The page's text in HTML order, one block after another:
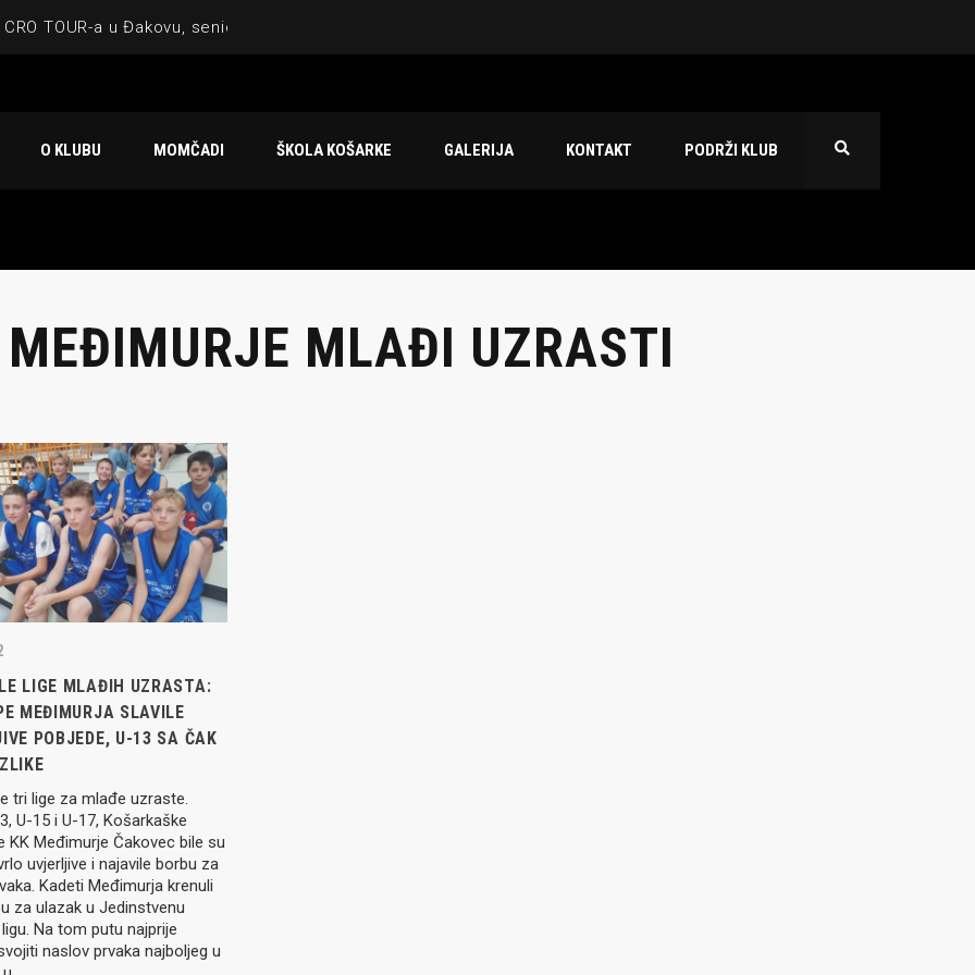
TOUR-a u Đakovu, seniorska ekipa 3×3 osvojila Krbulju
atraktivnu NCAA ekipu OBU Bison
O KLUBU MOMČADI ŠKOLA KOŠARKE GALERIJA KONTAKT PODRŽI KLUB
MEĐIMURJE MLAĐI UZRASTI
LIGE MLAĐIH UZRASTA:
MEĐIMURJA SLAVILE
POBJEDE, U-13 SA ČAK
tri lige za mlađe uzraste.
U-15 i U-17, Košarkaške
KK Međimurje Čakovec bile su
uvjerljive i najavile borbu za
Kadeti Međimurja krenuli
za ulazak u Jedinstvenu
Na tom putu najprije
naslov prvaka najboljeg u
OBJAVE
U14 na završnici CRO
Đakovu, seniorska ekipa
Krbulju
trener seniorske
trenerski stožer
za sezonu
u revijalnoj utakmici
NCAA ekipu OBU
Međimurja 2. mjesto u